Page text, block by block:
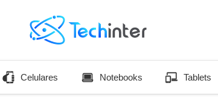
Celulares Notebooks Tablets